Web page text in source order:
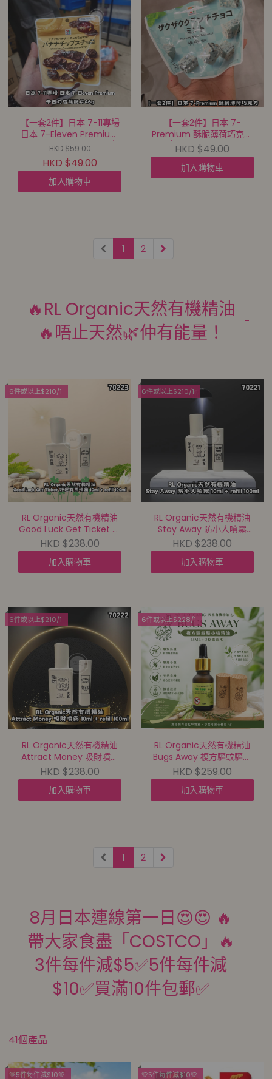
【一套2件】日本 7-11專場
日本 7-Eleven Premium
朱古力香蕉脆片46g【8/8
截單 | 預計9月中至尾到貨 |
20260805A(65287.)】
HKD $59.00
HKD $49.00
加入購物車
【一套2件】日本 7-
Premium 酥脆薄荷巧克力
【8/8截單 | 預計9月中至
尾到貨 |
20260805A(70371.)】
HKD $49.00
加入購物車
1 2
🔥RL Organic天然有機精油
🔥唔止天然🌿仲有能量！
6件或以上$210/1
RL Organic天然有機精油
Good Luck Get Ticket 好
運有票噴霧 10ml + refill
100ml【買滿$488包郵 |
9/8截單 | 預計9月中到貨 |
20260804A(70223.)】
HKD $238.00
加入購物車
6件或以上$210/1
RL Organic天然有機精油
Stay Away 防小人噴霧
10ml + refill 100ml【買滿
$488包郵 | 9/8截單 | 預計
9月中到貨 |
20260804A(70221.)】
HKD $238.00
加入購物車
6件或以上$210/1
RL Organic天然有機精油
Attract Money 吸財噴霧
10ml + refill 100ml【買滿
$488包郵 | 9/8截單 | 預計
9月中到貨 |
20260804A(70222.)】
HKD $238.00
加入購物車
6件或以上$228/1
RL Organic天然有機精油
Bugs Away 複方驅蚊驅小
強精油 15ML+2粒擴香木
【買滿$488包郵 | 9/8截
單 | 預計9月中到貨 |
20260804A(70220.)】
HKD $259.00
加入購物車
1 2
8月日本連線第一日😍😍 🔥
帶大家食盡「COSTCO」🔥
3件每件減$5✅5件每件減
$10✅買滿10件包郵✅
41個產品
💚5件每件減$10💚 💚5件每件減$10💚